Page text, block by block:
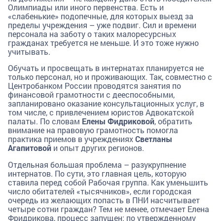
Олимпиады или иного первенства. Есть и
«слабенькие» подопечные, для которых выезд за
пределы учреждения – уже подвиг. Сил и времени
персонала на заботу о таких малоресурсных
гражданах требуется не меньше. И это тоже нужно
учитывать.
Обучать и просвещать в интернатах планируется не
только персонал, но и проживающих. Так, совместно с
Центробанком России проводятся занятия по
финансовой грамотности с дееспособными,
запланировано оказание консультационных услуг, в
том числе, с привлечением юристов Адвокатской
палаты. По словам Елены Фидриковой, обратить
внимание на правовую грамотность помогла
практика приемов в учрежденияхСветланы
Агапитовой и опыт других регионов.
Отдельная большая проблема – разукрупнение
интернатов. По сути, это главная цель, которую
ставила перед собой Рабочая группа. Как уменьшить
число обитателей «тысячников», если городская
очередь из желающих попасть в ПНИ насчитывает
четыре сотни граждан? Тем не менее, отмечает Елена
Фридрикова, процесс запущен: по утвержденному